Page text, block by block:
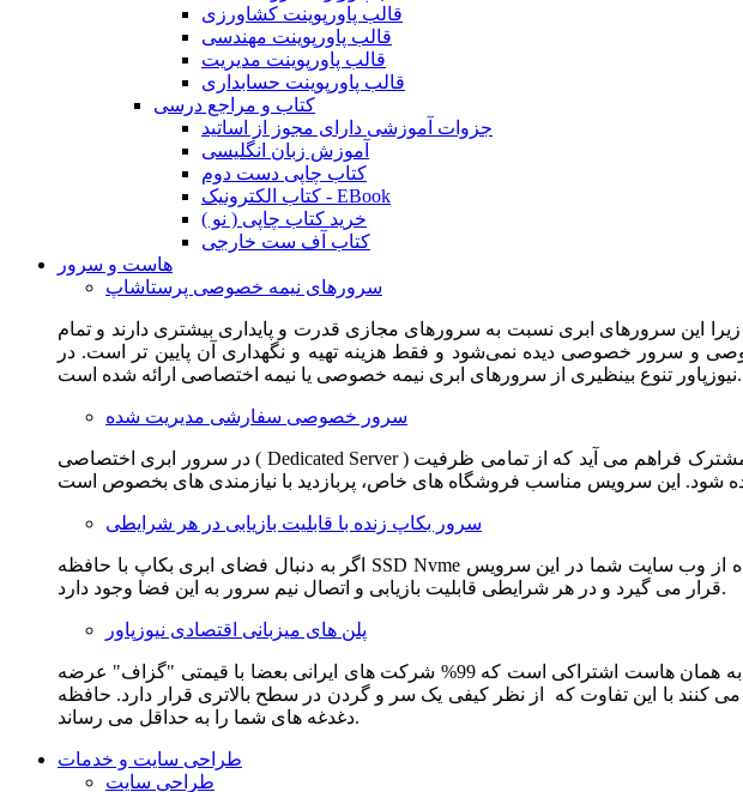
قالب پاورپوینت کشاورزی
قالب پاورپوینت مهندسی
قالب پاورپوینت مدیریت
قالب پاورپوینت حسابداری
کتاب و مراجع درسی
جزوات آموزشی دارای مجوز از اساتید
آموزش زبان انگلیسی
کتاب چاپی دست دوم
کتاب الکترونیک - EBook
خرید کتاب چاپی ( نو )
کتاب آف ست خارجی
هاست و سرور
سرورهای نیمه خصوصی پرستاشاپ
این سرورهای ابری نسبت به سرورهای مجازی قدرت و پایداری بیشتری دارند و تمام
و سرور خصوصی دیده نمی‌شود و فقط هزینه تهیه و نگهداری آن پایین تر است. در
نیوزپاور تنوع بینظیری از سرورهای ابری نیمه خصوصی یا نیمه اختصاصی ارائه شده است.
سرور خصوصی سفارشی مدیریت شده
در سرور ابری اختصاصی ( Dedicated Server ) این امکان برای مشترک فراهم می آید که از تمامی ظرفیت CPU و RAM به همراه سایر امکانات سخت افزاری به طور کامل و بدون به اشتراک گذاشتن با
سرور بکاپ زنده با قابلیت بازیابی در هر شرایطی
اگر به دنبال فضای ابری بکاپ با حافظه SSD Nvme واقعی قدرتمند از شرکت هتزنر آلمان برای وب سایت خود هستید. این سرویس مناسب شماست. یک نسخه زنده از وب سایت شما در این سرویس
قرار می گیرد و در هر شرایطی قابلیت بازیابی و اتصال نیم سرور به این فضا وجود دارد.
پلن های میزبانی اقتصادی نیوزپاور
این سرویس مناسب فروشگاه ها و وب سایت های تازه تاسیس و کم بازدید است. این سرویس از نظر فنی مشابه همان هاست اشتراکی است که 99% شرکت های ایرانی بعضا با قیمتی "گزاف" عرضه
می کنند با این تفاوت که از نظر کیفی یک سر و گردن در سطح بالاتری قرار دارد. حافظه SSD Nvme، فضای کاملا ابری، امنیت و پایداری عالی همه چیز را برای ایجاد یک فروشگاه جدید فراهم می کند و
دغدغه های شما را به حداقل می رساند.
طراحی سایت و خدمات
طراحی سایت